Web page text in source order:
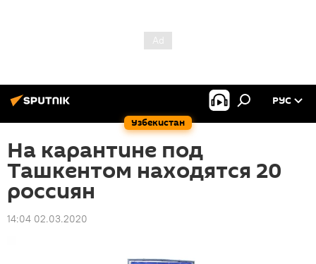
Узбекистан
РУС
На карантине под
Ташкентом находятся 20
россиян
14:04 02.03.2020